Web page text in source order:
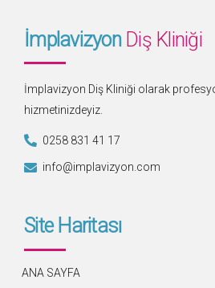
İmplavizyon Diş Kliniği
İmplavizyon Diş Kliniği olarak
hizmetinizdeyiz.
0258 831 41 17
info@implavizyon.com
Site Haritası
ANA SAYFA